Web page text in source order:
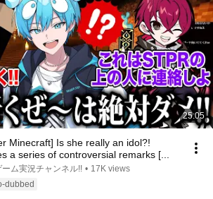
25:05
Minecraft] Is she really an idol?!
a series of controversial remarks [...
ム実況チャンネル!! • 17K views
dubbed